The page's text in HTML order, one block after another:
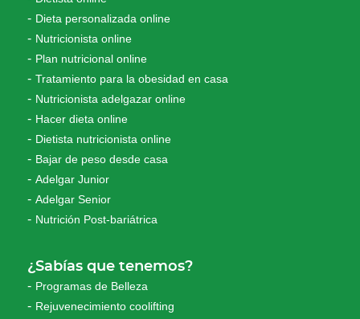
Dieta personalizada online
Nutricionista online
Plan nutricional online
Tratamiento para la obesidad en casa
Nutricionista adelgazar online
Hacer dieta online
Dietista nutricionista online
Bajar de peso desde casa
Adelgar Junior
Adelgar Senior
Nutrición Post-bariátrica
¿Sabías que tenemos?
Programas de Belleza
Rejuvenecimiento coolifting